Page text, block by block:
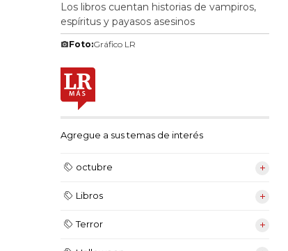
Los libros cuentan historias de vampiros,
espíritus y payasos asesinos
Foto:Gráfico LR
Agregue a sus temas de interés
octubre
Libros
Terror